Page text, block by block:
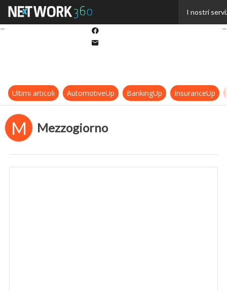
I nostri
Ultimi articoli AutomotiveUp BankingUp InsuranceUp
M Mezzogiorno